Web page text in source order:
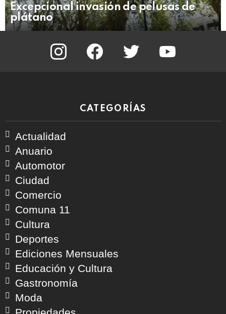
Excepcional invasión de pelusas de
plátano
instagram facebook twitter
CATEGORÍAS
Actualidad
Anuario
Automotor
Ciudad
Comercio
Comuna 11
Cultura
Deportes
Ediciones Mensuales
Educación y Cultura
Gastronomía
Moda